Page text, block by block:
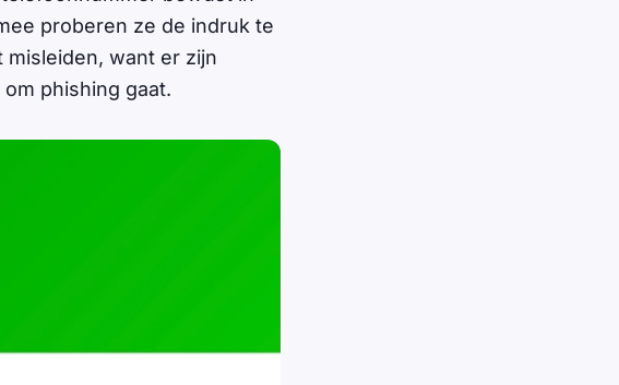
proberen ze de indruk te
misleiden, want er zijn
phishing gaat.